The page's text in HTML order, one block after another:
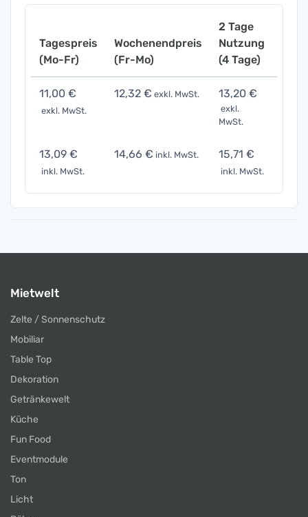
Tagespreis
(Mo-Fr)
Wochenendpreis
(Fr-Mo)
2 Tage
Nutzung
(4 Tage)
11,00 €
exkl. MwSt.
12,32 € exkl. MwSt. 13,20 €
exkl.
MwSt.
13,09 €
inkl. MwSt.
14,66 € inkl. MwSt. 15,71 €
inkl. MwSt.
Mietwelt
Zelte / Sonnenschutz
Mobiliar
Table Top
Dekoration
Getränkewelt
Küche
Fun Food
Eventmodule
Ton
Licht